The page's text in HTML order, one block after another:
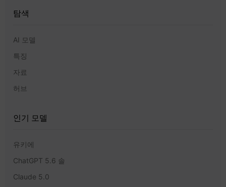
탐색
AI 모델
특징
자료
허브
인기 모델
유키에
ChatGPT 5.6 솔
Claude 5.0